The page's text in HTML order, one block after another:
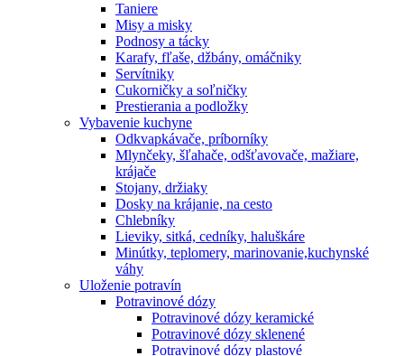
Taniere
Misy a misky
Podnosy a tácky
Karafy, fľaše, džbány, omáčniky
Servítniky
Cukorničky a soľničky
Prestierania a podložky
Vybavenie kuchyne
Odkvapkávače, príborníky
Mlynčeky, šľahače, odšťavovače, mažiare,
krájače
Stojany, držiaky
Dosky na krájanie, na cesto
Chlebníky
Lieviky, sitká, cedníky, haluškáre
Minútky, teplomery, marinovanie,kuchynské
váhy
Uloženie potravín
Potravinové dózy
Potravinové dózy keramické
Potravinové dózy sklenené
Potravinové dózy plastové